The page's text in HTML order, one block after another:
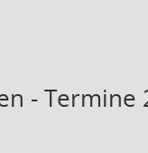
- Termine